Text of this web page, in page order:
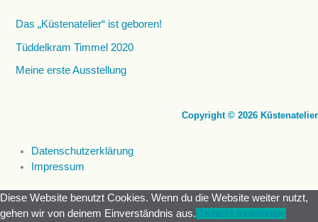
Das „Küstenatelier“ ist geboren!
Tüddelkram Timmel 2020
Meine erste Ausstellung
Copyright © 2026 Küstenatelier
Datenschutzerklärung
Impressum
Diese Website benutzt Cookies. Wenn du die Website weiter nutzt,
gehen wir von deinem Einverständnis aus.OKnicht funktionale